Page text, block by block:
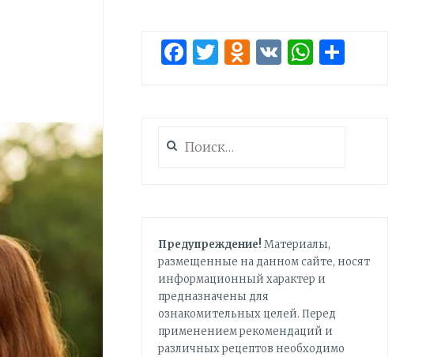
Facebook
Twitter
Odnoklassniki
VK WhatsApp
Предупреждение! Материалы,
размещенные на данном сайте, носят
информационный характер и
предназначены для
ознакомительных целей. Перед
применением рекомендаций и
различных рецептов необходимо